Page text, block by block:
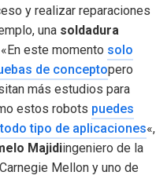
y realizar reparaciones
una soldadura
este momento solo
de conceptopero
más estudios para
estos robots puedes
tipo de aplicaciones«,
Majidiingeniero de la
Mellon y uno de